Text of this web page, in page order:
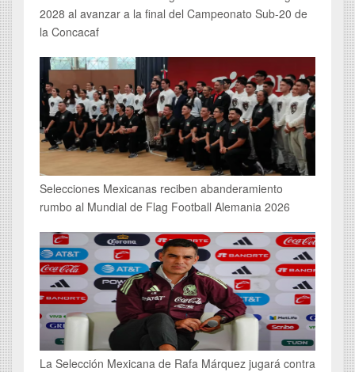
2028 al avanzar a la final del Campeonato Sub-20 de
la Concacaf
Selecciones Mexicanas reciben abanderamiento
rumbo al Mundial de Flag Football Alemania 2026
La Selección Mexicana de Rafa Márquez jugará contra